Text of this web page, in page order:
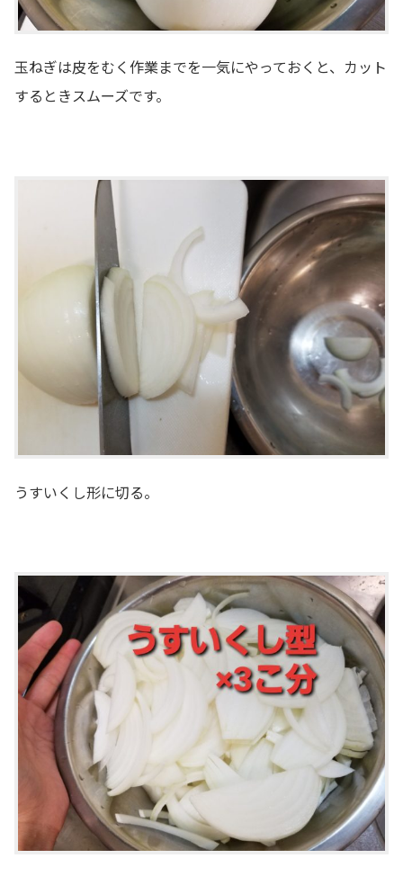
玉ねぎは皮をむく作業までを一気にやっておくと、カット
するときスムーズです。
うすいくし形に切る。